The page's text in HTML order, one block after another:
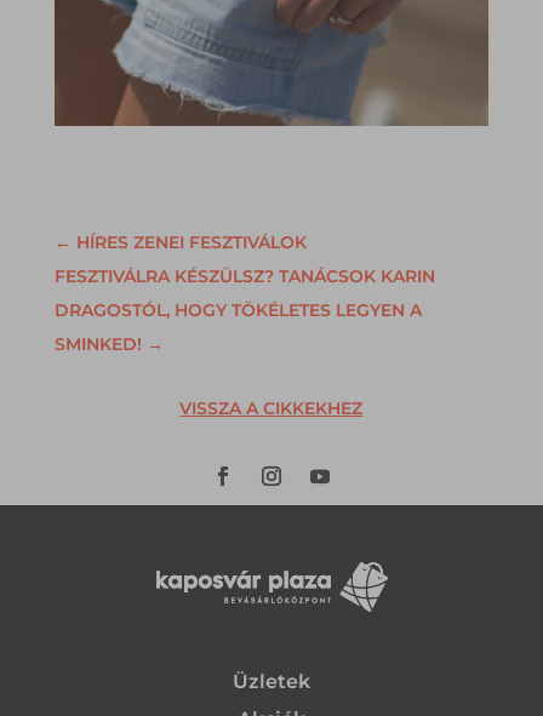
← HÍRES ZENEI FESZTIVÁLOK
FESZTIVÁLRA KÉSZÜLSZ? TANÁCSOK KARIN
DRAGOSTÓL, HOGY TÖKÉLETES LEGYEN A
SMINKED! →
VISSZA A CIKKEKHEZ
Üzletek